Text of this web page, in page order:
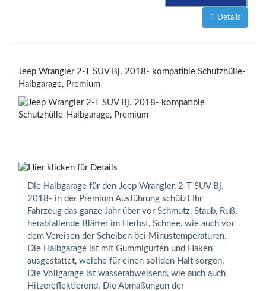
Details
Jeep Wrangler 2-T SUV Bj. 2018- kompatible Schutzhülle-
Halbgarage, Premium
Die Halbgarage für den Jeep Wrangler, 2-T SUV Bj.
2018- in der Premium Ausführung schützt Ihr
Fahrzeug das ganze Jahr über vor Schmutz, Staub, Ruß,
herabfallende Blätter im Herbst, Schnee, wie auch vor
dem Vereisen der Scheiben bei Minustemperaturen.
Die Halbgarage ist mit Gummigurten und Haken
ausgestattet, welche für einen soliden Halt sorgen.
Die Vollgarage ist wasserabweisend, wie auch auch
Hitzereflektierend. Die Abmaßungen der